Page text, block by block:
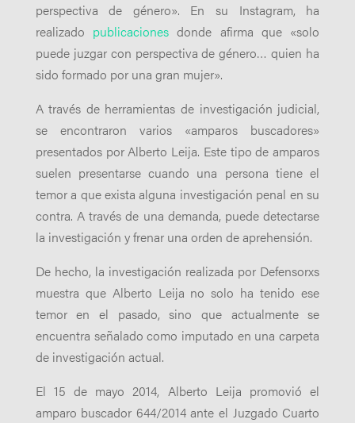
perspectiva de género». En su Instagram, ha
realizado publicaciones donde afirma que «solo
puede juzgar con perspectiva de género… quien ha
sido formado por una gran mujer».
A través de herramientas de investigación judicial,
se encontraron varios «amparos buscadores»
presentados por Alberto Leija. Este tipo de amparos
suelen presentarse cuando una persona tiene el
temor a que exista alguna investigación penal en su
contra. A través de una demanda, puede detectarse
la investigación y frenar una orden de aprehensión.
De hecho, la investigación realizada por Defensorxs
muestra que Alberto Leija no solo ha tenido ese
temor en el pasado, sino que actualmente se
encuentra señalado como imputado en una carpeta
de investigación actual.
El 15 de mayo 2014, Alberto Leija promovió el
amparo buscador 644/2014 ante el Juzgado Cuarto